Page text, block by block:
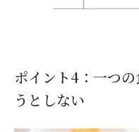
ポイント4：一つ
うとしない